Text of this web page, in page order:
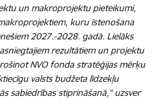
un makroprojektu pieteikumi,
kuru īstenošana
2027.-2028. gadā. Lielāks
rezultātiem un projektu
NVO fonda stratēģijas mērķu
valsts budžeta līdzekļu
sabiedrības stiprināšanā,” uzsver